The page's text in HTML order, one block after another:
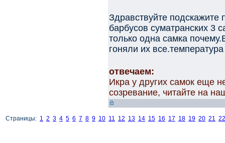
Здравствуйте подскажите
барбусов суматранских 3
только одна самка
гоняли их
отвечаем:
Икра у других самок еще
созревание, читайте на
Страницы: 1 2 3 4 5 6 7 8 9 10 11 12 13 14 15 16 17 18 19 20 21 22